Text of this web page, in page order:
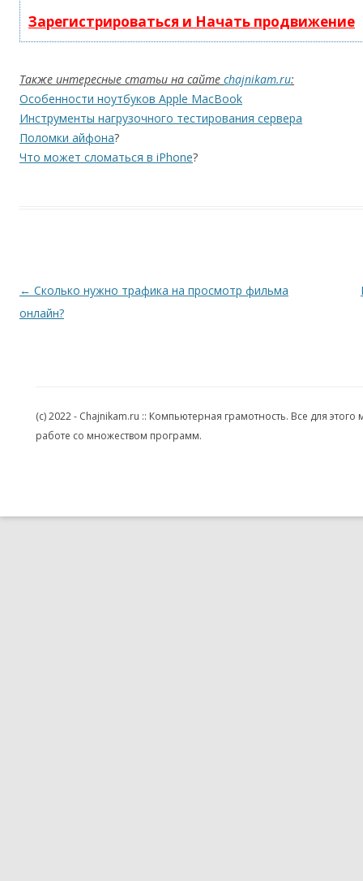
Зарегистрироваться и Начать продвижение
Также интересные статьи на сайте chajnikam.ru:
Особенности ноутбуков Apple MacBook
Инструменты нагрузочного тестирования сервера
Поломки айфона?
Что может сломаться в iPhone?
Навигация по записям
← Сколько нужно трафика на просмотр фильма
онлайн?
(c) 2022 - Chajnikam.ru :: Компьютерная грамотность. Все для
работе со множеством программ.